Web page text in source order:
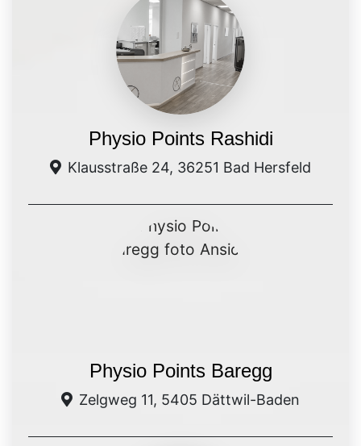
Physio Points Rashidi
Klausstraße 24, 36251 Bad Hersfeld
Physio Points Baregg
Zelgweg 11, 5405 Dättwil-Baden